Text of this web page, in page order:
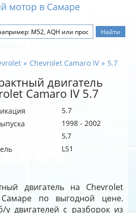
мотор в Самаре
Chevrolet Camaro IV 5.7
двигатель
Camaro IV 5.7
5.7
1998 - 2002
5,7
LS1
двигатель на Chevrolet
по выгодной цене.
двигателей с разборок из